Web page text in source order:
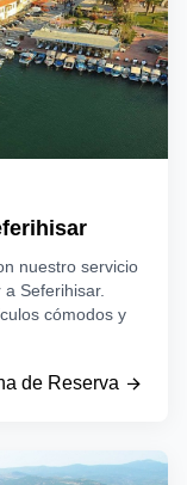
nuestro servicio
Seferihisar.
cómodos y
de Reserva